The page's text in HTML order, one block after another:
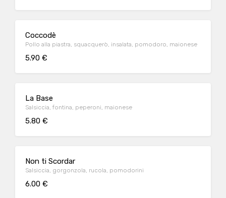
Coccodè
Pollo alla piastra, squacquerò, insalata, pomodoro, maionese
5.90 €
La Base
Salsiccia, fontina, peperoni, maionese
5.80 €
Non ti Scordar
Salsiccia, gorgonzola, rucola, pomodorini
6.00 €